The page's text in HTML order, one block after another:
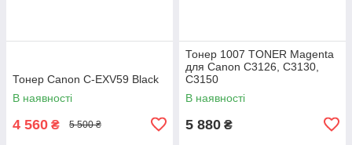
Тонер Canon C-EXV59 Black
В наявності
4 560 ₴ 5 500 ₴
Тонер 1007 TONER Magenta
для Canon C3126, C3130,
C3150
В наявності
5 880 ₴